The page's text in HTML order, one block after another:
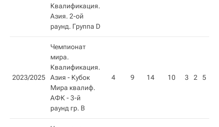
Квалификация.
Азия. 2-ой
раунд. Группа D
2023/2025
Чемпионат
мира.
Квалификация.
Азия - Кубок
Мира квалиф.
АФК - 3-й
раунд гр. B
4 9 14 10 3 2 5